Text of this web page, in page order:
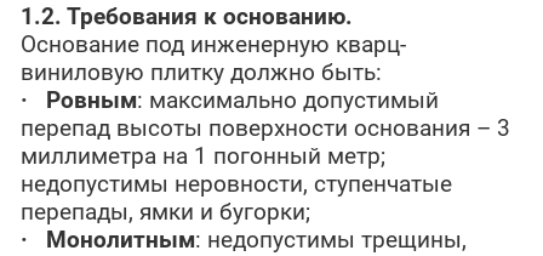
1.2. Требования к основанию.
Основание под инженерную кварц-
виниловую плитку должно быть:
·
Ровным: максимально допустимый
перепад высоты поверхности основания – 3
миллиметра на 1 погонный метр;
недопустимы неровности, ступенчатые
перепады, ямки и бугорки;
·
Монолитным: недопустимы трещины,